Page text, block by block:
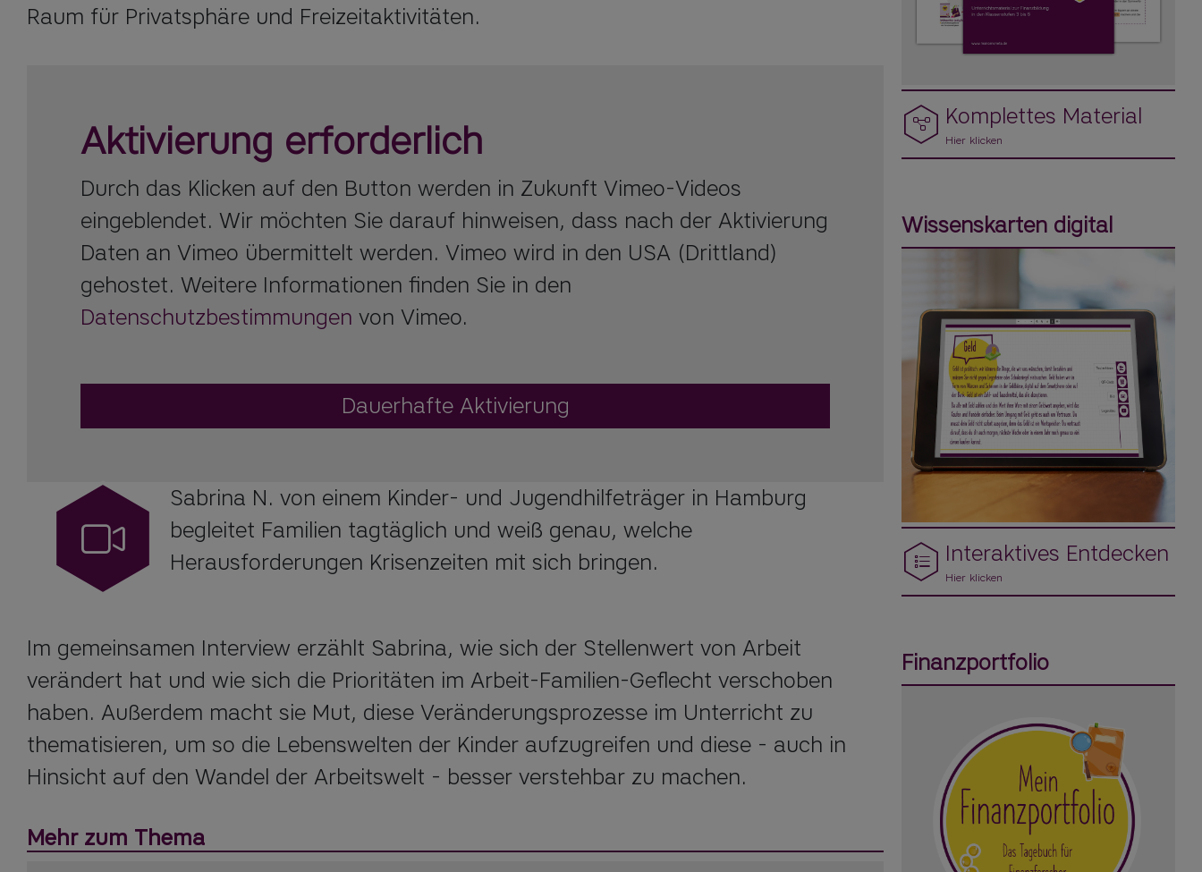
Raum für Privatsphäre und Freizeitaktivitäten.
Aktivierung erforderlich
Durch das Klicken auf den Button werden in Zukunft Vimeo-Videos
eingeblendet. Wir möchten Sie darauf hinweisen, dass nach der Aktivierung
Daten an Vimeo übermittelt werden. Vimeo wird in den USA (Drittland)
gehostet. Weitere Informationen finden Sie in den
Datenschutzbestimmungen von Vimeo.
Dauerhafte Aktivierung
Sabrina N. von einem Kinder- und Jugendhilfeträger in Hamburg
begleitet Familien tagtäglich und weiß genau, welche
Herausforderungen Krisenzeiten mit sich bringen.
Im gemeinsamen Interview erzählt Sabrina, wie sich der Stellenwert von Arbeit
verändert hat und wie sich die Prioritäten im Arbeit-Familien-Geflecht verschoben
haben. Außerdem macht sie Mut, diese Veränderungsprozesse im Unterricht zu
thematisieren, um so die Lebenswelten der Kinder aufzugreifen und diese - auch in
Hinsicht auf den Wandel der Arbeitswelt - besser verstehbar zu machen.
Mehr zum Thema
Komplettes Material
Hier klicken
Wissenskarten digital
Interaktives Entdecken
Hier klicken
Finanzportfolio